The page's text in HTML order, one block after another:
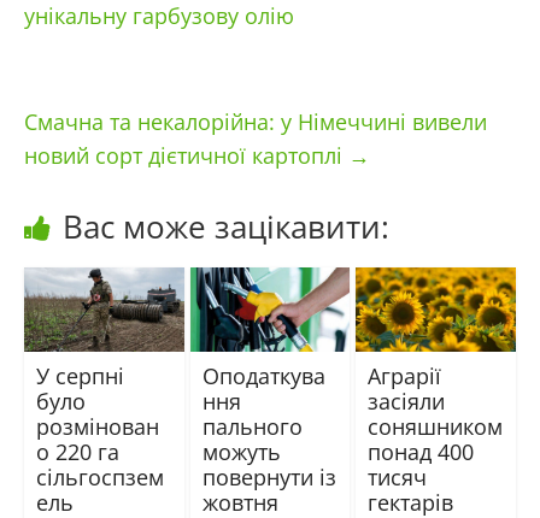
унікальну гарбузову олію
Смачна та некалорійна: у Німеччині вивели
новий сорт дієтичної картоплі →
Вас може зацікавити:
У серпні
було
розмінован
о 220 га
сільгоспзем
ель
Оподаткува
ння
пального
можуть
повернути із
жовтня
Аграрії
засіяли
соняшником
понад 400
тисяч
гектарів